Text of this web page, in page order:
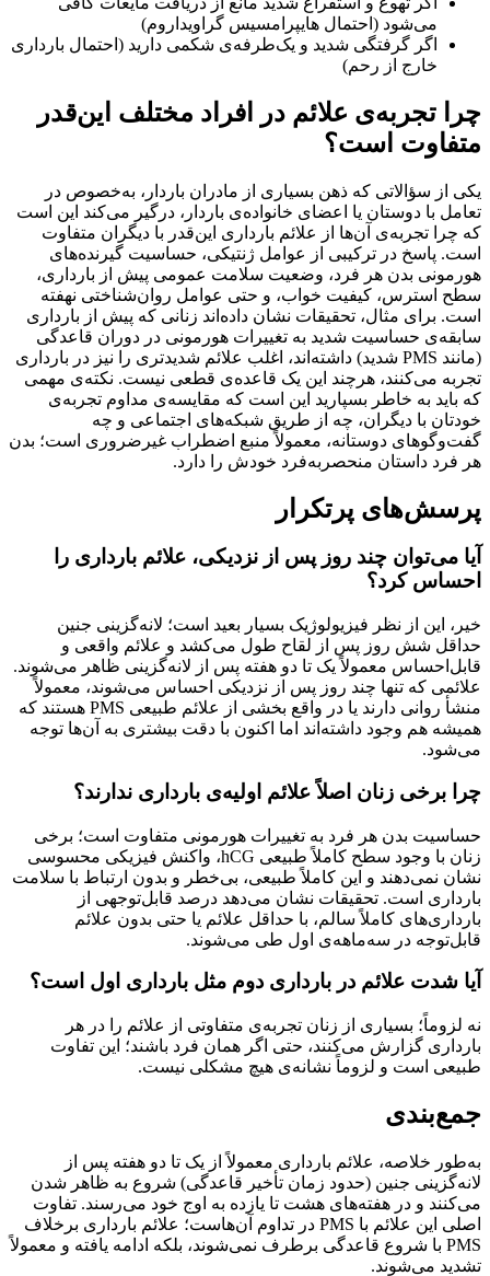
می‌شود (احتمال هایپرامسیس گراویداروم)
اگر گرفتگی شدید و یک‌طرفه‌ی شکمی دارید (احتمال بارداری
خارج از رحم)
تجربه‌ی علائم در افراد مختلف این‌قدر
است؟
از سؤالاتی که ذهن بسیاری از مادران باردار، به‌خصوص در
با دوستان یا اعضای خانواده‌ی باردار، درگیر می‌کند این است
تجربه‌ی آن‌ها از علائم بارداری این‌قدر با دیگران متفاوت
پاسخ در ترکیبی از عوامل ژنتیکی، حساسیت گیرنده‌های
بدن هر فرد، وضعیت سلامت عمومی پیش از بارداری،
استرس، کیفیت خواب، و حتی عوامل روان‌شناختی نهفته
برای مثال، تحقیقات نشان داده‌اند زنانی که پیش از بارداری
حساسیت شدید به تغییرات هورمونی در دوران قاعدگی
(مانند PMS شدید) داشته‌اند، اغلب علائم شدیدتری را نیز در بارداری
می‌کنند، هرچند این یک قاعده‌ی قطعی نیست. نکته‌ی مهمی
به خاطر بسپارید این است که مقایسه‌ی مداوم تجربه‌ی
با دیگران، چه از طریق شبکه‌های اجتماعی و چه
دوستانه، معمولاً منبع اضطراب غیرضروری است؛ بدن
داستان منحصربه‌فرد خودش را دارد.
پرتکرار
می‌توان چند روز پس از نزدیکی، علائم بارداری را
کرد؟
این از نظر فیزیولوژیک بسیار بعید است؛ لانه‌گزینی جنین
شش روز پس از لقاح طول می‌کشد و علائم واقعی و
معمولاً یک تا دو هفته پس از لانه‌گزینی ظاهر می‌شوند.
که تنها چند روز پس از نزدیکی احساس می‌شوند، معمولاً
منشأ روانی دارند یا در واقع بخشی از علائم طبیعی PMS هستند که
هم وجود داشته‌اند اما اکنون با دقت بیشتری به آن‌ها توجه
برخی زنان اصلاً علائم اولیه‌ی بارداری ندارند؟
بدن هر فرد به تغییرات هورمونی متفاوت است؛ برخی
زنان با وجود سطح کاملاً طبیعی hCG، واکنش فیزیکی محسوسی
نمی‌دهند و این کاملاً طبیعی، بی‌خطر و بدون ارتباط با سلامت
است. تحقیقات نشان می‌دهد درصد قابل‌توجهی از
کاملاً سالم، با حداقل علائم یا حتی بدون علائم
در سه‌ماهه‌ی اول طی می‌شوند.
شدت علائم در بارداری دوم مثل بارداری اول است؟
بسیاری از زنان تجربه‌ی متفاوتی از علائم را در هر
گزارش می‌کنند، حتی اگر همان فرد باشند؛ این تفاوت
است و لزوماً نشانه‌ی هیچ مشکلی نیست.
خلاصه، علائم بارداری معمولاً از یک تا دو هفته پس از
جنین (حدود زمان تأخیر قاعدگی) شروع به ظاهر شدن
و در هفته‌های هشت تا یازده به اوج خود می‌رسند. تفاوت
اصلی این علائم با PMS در تداوم آن‌هاست؛ علائم بارداری برخلاف
PMS با شروع قاعدگی برطرف نمی‌شوند، بلکه ادامه یافته و معمولاً
می‌شوند.